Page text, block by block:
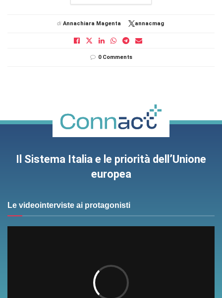
di Annachiara Magenta annacmag
0 Comments
Il Sistema Italia e le priorità dell’Unione
europea
Le videointerviste ai protagonisti